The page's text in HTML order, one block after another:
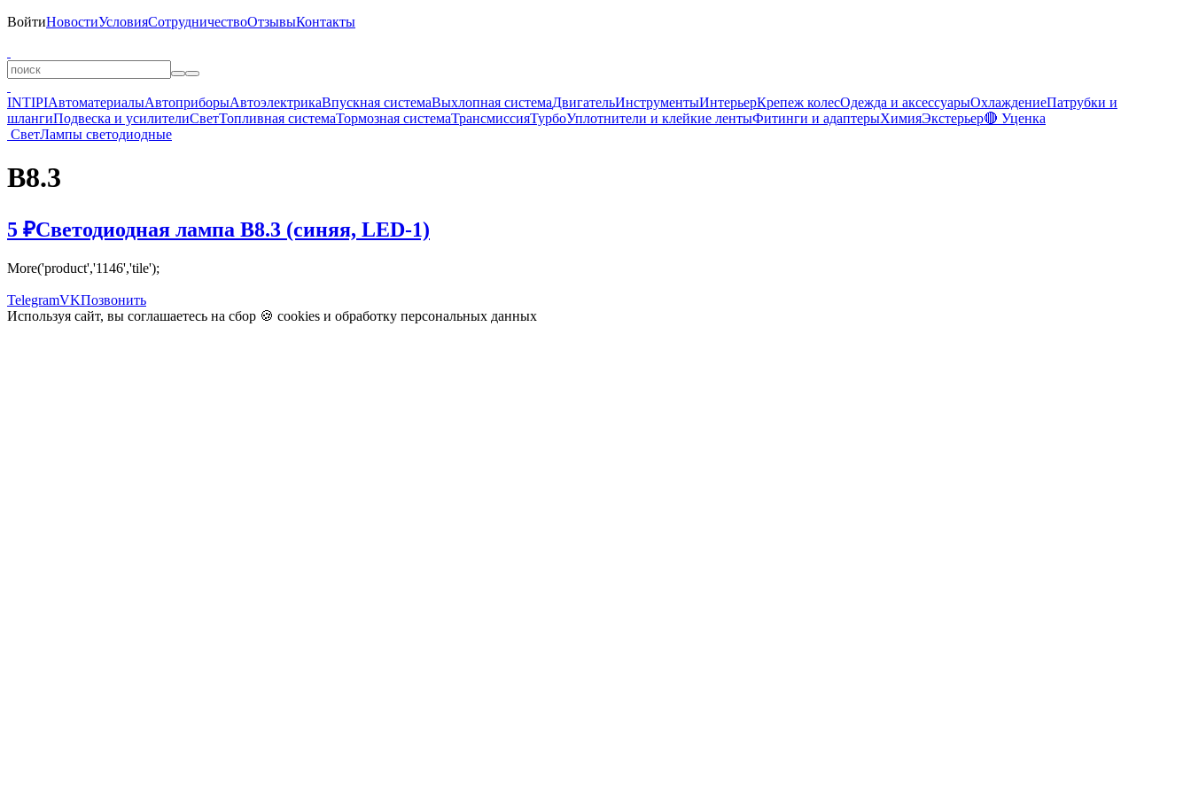
ВойтиНовостиУсловияСотрудничествоОтзывыКонтакты
INTIPIАвтоматериалыАвтоприборыАвтоэлектрикаВпускная системаВыхлопная системаДвигательИнструментыИнтерьерКрепеж колесОдежда и аксессуарыОхлаждениеПатрубки и
шлангиПодвеска и усилителиСветТопливная системаТормозная системаТрансмиссияТурбоУплотнители и клейкие лентыФитинги и адаптерыХимияЭкстерьер🔴 Уценка
СветЛампы светодиодные
B8.3
5 ₽Светодиодная лампа B8.3 (синяя, LED-1)
More('product','1146','tile');
TelegramVKПозвонить
Используя сайт, вы соглашаетесь на сбор 🍪 cookies и обработку персональных данных